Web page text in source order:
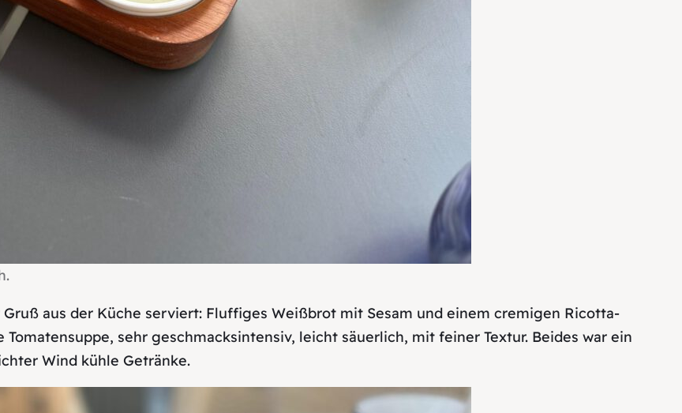
aus der Küche serviert: Fluffiges Weißbrot mit Sesam und einem cremigen Ricotta-
sehr geschmacksintensiv, leicht säuerlich, mit feiner Textur. Beides war ein
Wind kühle Getränke.